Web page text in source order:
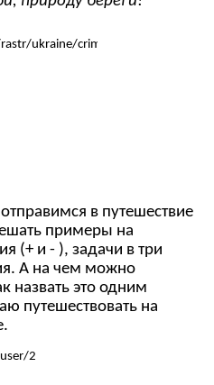
в путешествие
примеры на
(+ и - ), задачи в три
А на чем можно
назвать это одним
путешествовать на